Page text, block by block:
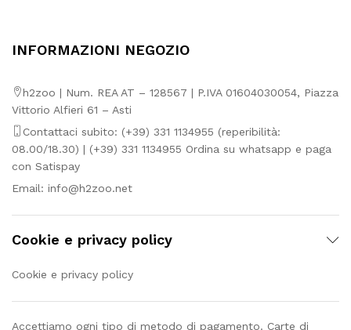
INFORMAZIONI NEGOZIO
h2zoo | Num. REA AT – 128567 | P.IVA 01604030054, Piazza
Vittorio Alfieri 61 – Asti
Contattaci subito: (+39) 331 1134955 (reperibilità:
08.00/18.30) | (+39) 331 1134955 Ordina su whatsapp e paga
con Satispay
Email: info@h2zoo.net
Cookie e privacy policy
Cookie e privacy policy
Accettiamo ogni tipo di metodo di pagamento. Carte di